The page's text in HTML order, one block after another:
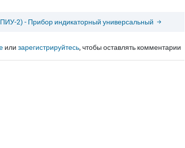
2) - Прибор индикаторный универсальный
или зарегистрируйтесь, чтобы оставлять комментарии